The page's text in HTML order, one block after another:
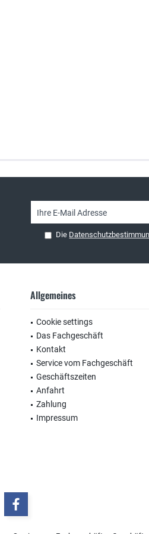
Die
Allgemeines
Cookie settings
Das Fachgeschäft
Kontakt
Service vom Fachgeschäft
Geschäftszeiten
Anfahrt
Zahlung
Impressum